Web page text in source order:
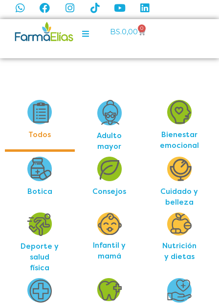
BS.0,00 0
Todos
Adulto
mayor
Bienestar
emocional
Botica Consejos
Cuidado y
belleza
Deporte y
salud
física
Infantil y
mamá
Nutrición
y dietas